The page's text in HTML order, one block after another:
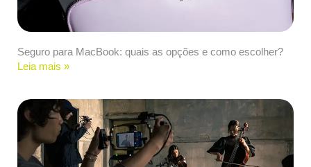
Seguro para MacBook: quais as opções e como escolher?
Leia mais »